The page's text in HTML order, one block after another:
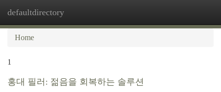
defaultdirectory
Home
1
홍대 필러: 젊음을 회복하는 솔루션